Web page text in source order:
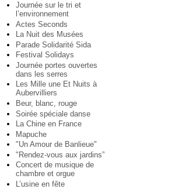
Journée sur le tri et
l’environnement
Actes Seconds
La Nuit des Musées
Parade Solidarité Sida
Festival Solidays
Journée portes ouvertes
dans les serres
Les Mille une Et Nuits à
Aubervilliers
Beur, blanc, rouge
Soirée spéciale danse
La Chine en France
Mapuche
"Un Amour de Banlieue"
"Rendez-vous aux jardins”
Concert de musique de
chambre et orgue
L’usine en fête